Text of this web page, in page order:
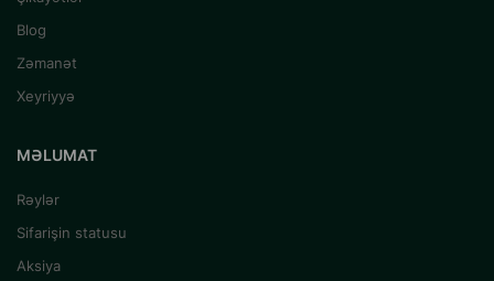
Blog
Zəmanət
Xeyriyyə
MƏLUMAT
Rəylər
Sifarişin statusu
Aksiya